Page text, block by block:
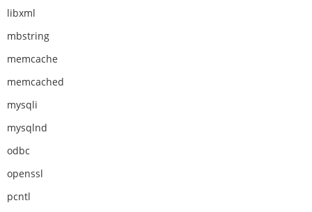
libxml
mbstring
memcache
memcached
mysqli
mysqlnd
odbc
openssl
pcntl